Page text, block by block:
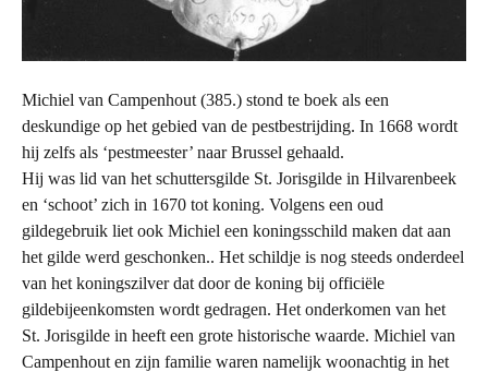
Michiel van Campenhout (385.) stond te boek als een
deskundige op het gebied van de pestbestrijding. In 1668 wordt
hij zelfs als ‘pestmeester’ naar Brussel gehaald.
Hij was lid van het schuttersgilde St. Jorisgilde in Hilvarenbeek
en ‘schoot’ zich in 1670 tot koning. Volgens een oud
gildegebruik liet ook Michiel een koningsschild maken dat aan
het gilde werd geschonken.. Het schildje is nog steeds onderdeel
van het koningszilver dat door de koning bij officiële
gildebijeenkomsten wordt gedragen. Het onderkomen van het
St. Jorisgilde in heeft een grote historische waarde. Michiel van
Campenhout en zijn familie waren namelijk woonachtig in het